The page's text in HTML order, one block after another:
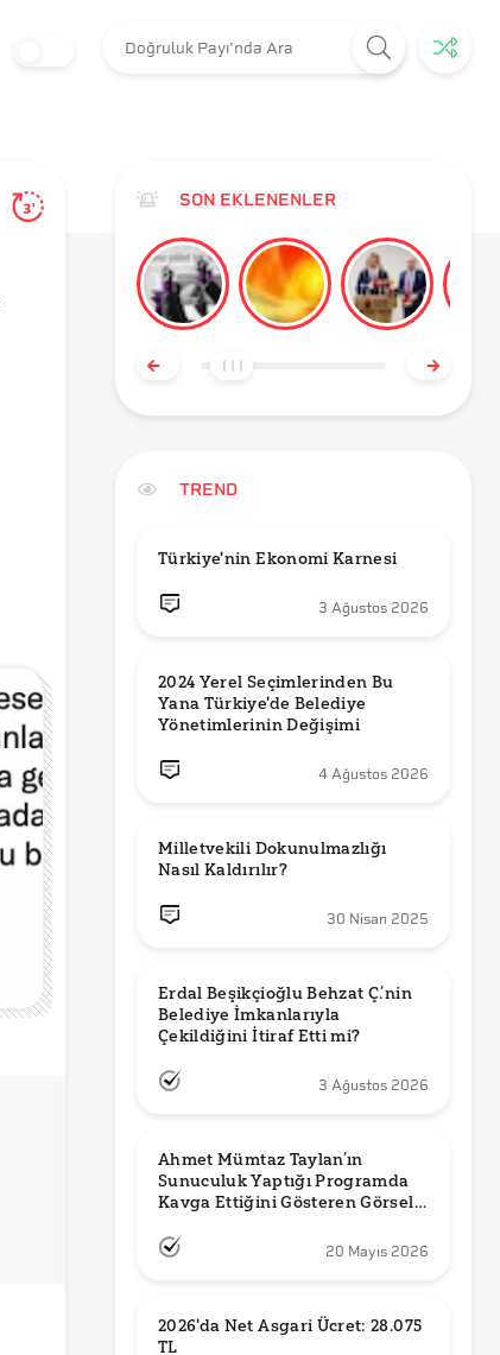
3' SON EKLENENLER
TREND
Türkiye'nin Ekonomi Karnesi
3 Ağustos 2026
2024 Yerel Seçimlerinden Bu
Yana Türkiye'de Belediye
Yönetimlerinin Değişimi
4 Ağustos 2026
Milletvekili Dokunulmazlığı
Nasıl Kaldırılır?
30 Nisan 2025
Erdal Beşikçioğlu Behzat Ç.’nin
Belediye İmkanlarıyla
3 Ağustos 2026
Ahmet Mümtaz Taylan’ın
Sunuculuk Yaptığı Programda
Kavga Ettiğini Gösteren Görsel
20 Mayıs 2026
2026'da Net Asgari Ücret: 28.075
TL